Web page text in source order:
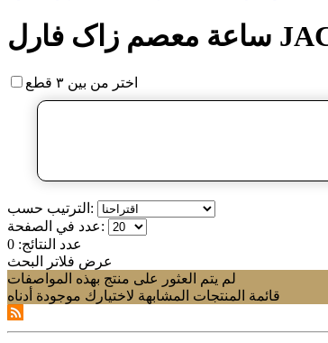
اختر من بين ٣ قطع
الترتيب حسب:
عدد في الصفحة:
عدد النتائج: 0
عرض فلاتر البحث
لم يتم العثور على منتج بهذه المواصفات
قائمة المنتجات المشابهة لاختيارك موجودة أدناه